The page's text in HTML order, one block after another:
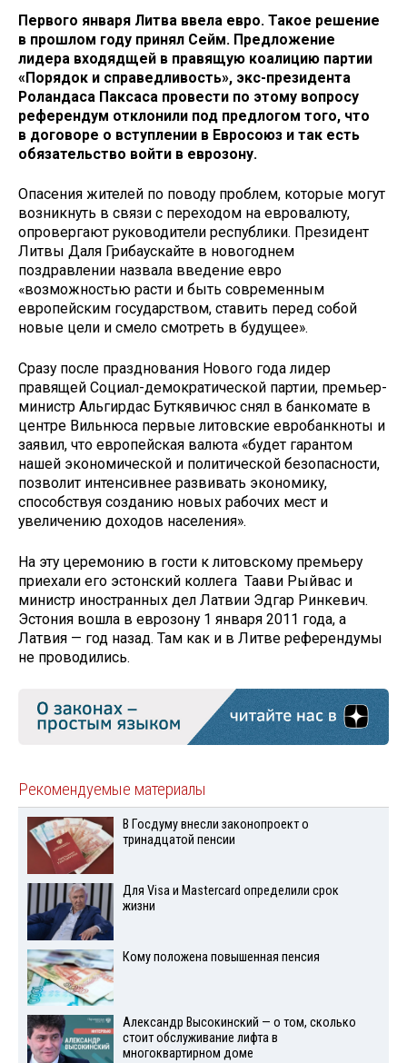
Первого января Литва ввела евро. Такое решение
в прошлом году принял Сейм. Предложение
лидера входядщей в правящую коалицию партии
«Порядок и справедливость», экс-президента
Роландаса Паксаса провести по этому вопросу
референдум отклонили под предлогом того, что
в договоре о вступлении в Евросоюз и так есть
обязательство войти в еврозону.
Опасения жителей по поводу проблем, которые могут
возникнуть в связи с переходом на евровалюту,
опровергают руководители республики. Президент
Литвы Даля Грибаускайте в новогоднем
поздравлении назвала введение евро
«возможностью расти и быть современным
европейским государством, ставить перед собой
новые цели и смело смотреть в будущее».
Сразу после празднования Нового года лидер
правящей Социал-демократической партии, премьер-
министр Альгирдас Буткявичюс снял в банкомате в
центре Вильнюса первые литовские евробанкноты и
заявил, что европейская валюта «будет гарантом
нашей экономической и политической безопасности,
позволит интенсивнее развивать экономику,
способствуя созданию новых рабочих мест и
увеличению доходов населения».
На эту церемонию в гости к литовскому премьеру
приехали его эстонский коллега Таави Рыйвас и
министр иностранных дел Латвии Эдгар Ринкевич.
Эстония вошла в еврозону 1 января 2011 года, а
Латвия — год назад. Там как и в Литве референдумы
не проводились.
Рекомендуемые материалы
В Госдуму внесли законопроект о
тринадцатой пенсии
Для Visа и Mastercard определили срок
жизни
Кому положена повышенная пенсия
Александр Высокинский — о том, сколько
стоит обслуживание лифта в
многоквартирном доме